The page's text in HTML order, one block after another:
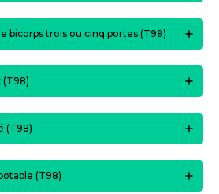
bicorps trois ou cinq portes (T98)
(T98)
(T98)
(T98)